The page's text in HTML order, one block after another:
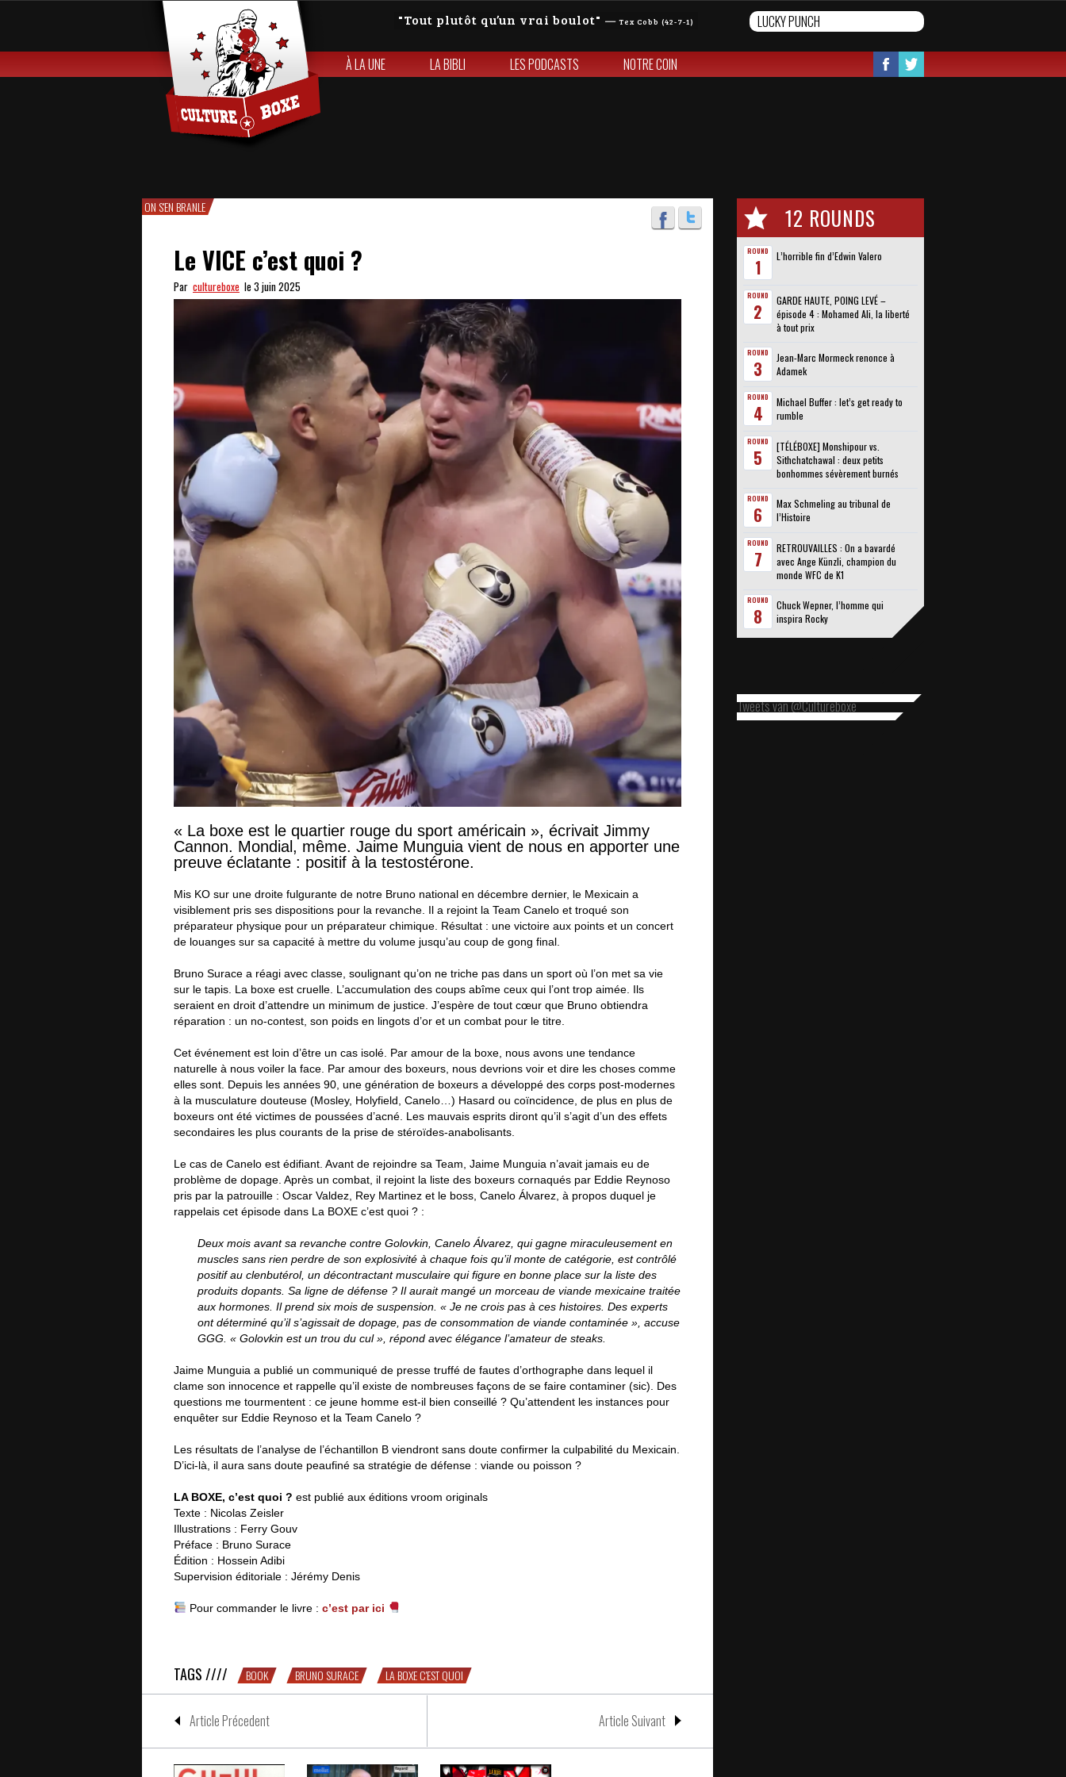
Tout plutôt qu’un vrai boulot — Tex Cobb (42-7-1)
À LA UNE LA BIBLI LES PODCASTS NOTRE COIN
12 ROUNDS
ROUND
1 L’horrible fin d’Edwin Valero
ROUND
2
GARDE HAUTE, POING LEVÉ –
épisode 4 : Mohamed Ali, la liberté
à tout prix
ROUND
3
Jean-Marc Mormeck renonce à
Adamek
ROUND
4
Michael Buffer : let’s get ready to
rumble
ROUND
5
[TÉLÉBOXE] Monshipour vs.
Sithchatchawal : deux petits
bonhommes sévèrement burnés
ROUND
6
Max Schmeling au tribunal de
l’Histoire
ROUND
7
RETROUVAILLES : On a bavardé
avec Ange Künzli, champion du
monde WFC de K1
ROUND
8
Chuck Wepner, l’homme qui
inspira Rocky
Tweets van @Cultureboxe
ON S'EN BRANLE
Le VICE c’est quoi ?
Par cultureboxe le 3 juin 2025
« La boxe est le quartier rouge du sport américain », écrivait Jimmy
Cannon. Mondial, même. Jaime Munguia vient de nous en apporter une
preuve éclatante : positif à la testostérone.
Mis KO sur une droite fulgurante de notre Bruno national en décembre dernier, le Mexicain a
visiblement pris ses dispositions pour la revanche. Il a rejoint la Team Canelo et troqué son
préparateur physique pour un préparateur chimique. Résultat : une victoire aux points et un concert
de louanges sur sa capacité à mettre du volume jusqu’au coup de gong final.
Bruno Surace a réagi avec classe, soulignant qu’on ne triche pas dans un sport où l’on met sa vie
sur le tapis. La boxe est cruelle. L’accumulation des coups abîme ceux qui l’ont trop aimée. Ils
seraient en droit d’attendre un minimum de justice. J’espère de tout cœur que Bruno obtiendra
réparation : un no-contest, son poids en lingots d’or et un combat pour le titre.
Cet événement est loin d’être un cas isolé. Par amour de la boxe, nous avons une tendance
naturelle à nous voiler la face. Par amour des boxeurs, nous devrions voir et dire les choses comme
elles sont. Depuis les années 90, une génération de boxeurs a développé des corps post-modernes
à la musculature douteuse (Mosley, Holyfield, Canelo…) Hasard ou coïncidence, de plus en plus de
boxeurs ont été victimes de poussées d’acné. Les mauvais esprits diront qu’il s’agit d’un des effets
secondaires les plus courants de la prise de stéroïdes-anabolisants.
Le cas de Canelo est édifiant. Avant de rejoindre sa Team, Jaime Munguia n’avait jamais eu de
problème de dopage. Après un combat, il rejoint la liste des boxeurs cornaqués par Eddie Reynoso
pris par la patrouille : Oscar Valdez, Rey Martinez et le boss, Canelo Álvarez, à propos duquel je
rappelais cet épisode dans La BOXE c’est quoi ? :
Deux mois avant sa revanche contre Golovkin, Canelo Álvarez, qui gagne miraculeusement en
muscles sans rien perdre de son explosivité à chaque fois qu’il monte de catégorie, est contrôlé
positif au clenbutérol, un décontractant musculaire qui figure en bonne place sur la liste des
produits dopants. Sa ligne de défense ? Il aurait mangé un morceau de viande mexicaine traitée
aux hormones. Il prend six mois de suspension. « Je ne crois pas à ces histoires. Des experts
ont déterminé qu’il s’agissait de dopage, pas de consommation de viande contaminée », accuse
GGG. « Golovkin est un trou du cul », répond avec élégance l’amateur de steaks.
Jaime Munguia a publié un communiqué de presse truffé de fautes d’orthographe dans lequel il
clame son innocence et rappelle qu’il existe de nombreuses façons de se faire contaminer (sic). Des
questions me tourmentent : ce jeune homme est-il bien conseillé ? Qu’attendent les instances pour
enquêter sur Eddie Reynoso et la Team Canelo ?
Les résultats de l’analyse de l’échantillon B viendront sans doute confirmer la culpabilité du Mexicain.
D’ici-là, il aura sans doute peaufiné sa stratégie de défense : viande ou poisson ?
LA BOXE, c’est quoi ? est publié aux éditions vroom originals
Texte : Nicolas Zeisler
Illustrations : Ferry Gouv
Préface : Bruno Surace
Édition : Hossein Adibi
Supervision éditoriale : Jérémy Denis
Pour commander le livre : c’est par ici
TAGS //// BOOK BRUNO SURACE LA BOXE C'EST QUOI
Article Précedent Article Suivant